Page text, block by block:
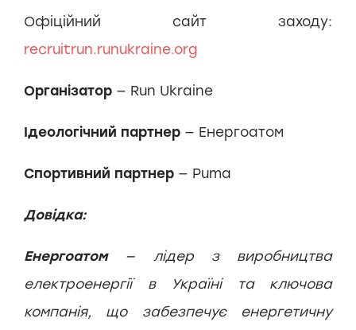
Офіційний сайт заходу:
recruitrun.runukraine.org
Організатор — Run Ukraine
Ідеологічний партнер — Енергоатом
Спортивний партнер — Puma
Довідка:
Енергоатом— лідер з виробництва
електроенергії в Україні та ключова
компанія, що забезпечує енергетичну